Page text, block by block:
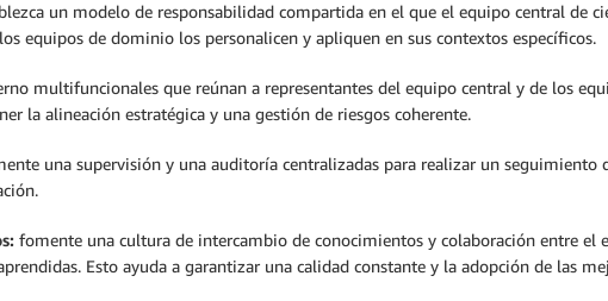
un modelo de responsabilidad compartida en el que el equipo central de
equipos de dominio los personalicen y apliquen en sus contextos específicos.
multifuncionales que reúnan a representantes del equipo central y de los
la alineación estratégica y una gestión de riesgos coherente.
una supervisión y una auditoría centralizadas para realizar un
fomente una cultura de intercambio de conocimientos y colaboración entre
Esto ayuda a garantizar una calidad constante y la adopción de las